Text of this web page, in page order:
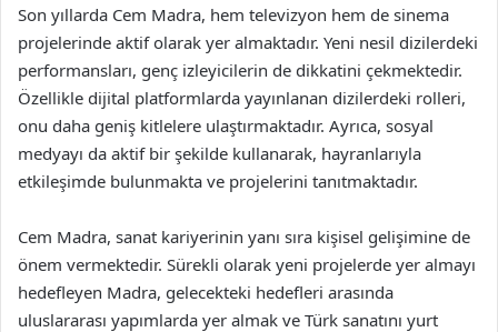
Son yıllarda Cem Madra, hem televizyon hem de sinema
projelerinde aktif olarak yer almaktadır. Yeni nesil dizilerdeki
performansları, genç izleyicilerin de dikkatini çekmektedir.
Özellikle dijital platformlarda yayınlanan dizilerdeki rolleri,
onu daha geniş kitlelere ulaştırmaktadır. Ayrıca, sosyal
medyayı da aktif bir şekilde kullanarak, hayranlarıyla
etkileşimde bulunmakta ve projelerini tanıtmaktadır.
Cem Madra, sanat kariyerinin yanı sıra kişisel gelişimine de
önem vermektedir. Sürekli olarak yeni projelerde yer almayı
hedefleyen Madra, gelecekteki hedefleri arasında
uluslararası yapımlarda yer almak ve Türk sanatını yurt